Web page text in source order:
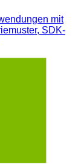
mit
SDK-